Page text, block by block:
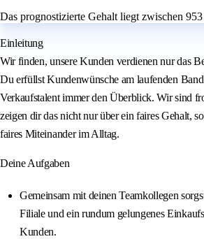
Das prognostizierte Gehalt liegt zwischen
Einleitung
Wir finden, unsere Kunden verdienen nur das
Du erfüllst Kundenwünsche am laufenden Band
Verkaufstalent immer den Überblick. Wir sind
zeigen dir das nicht nur über ein faires Gehalt,
faires Miteinander im Alltag.
Deine Aufgaben
Gemeinsam mit deinen Teamkollegen
Filiale und ein rundum gelungenes
Kunden.